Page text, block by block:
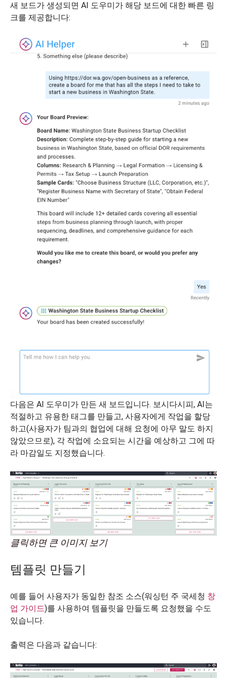
새 보드가 생성되면 AI 도우미가 해당 보드에 대한 빠른 링
크를 제공합니다:
다음은 AI 도우미가 만든 새 보드입니다. 보시다시피, AI는
적절하고 유용한 태그를 만들고, 사용자에게 작업을 할당
하고(사용자가 팀과의 협업에 대해 요청에 아무 말도 하지
않았으므로), 각 작업에 소요되는 시간을 예상하고 그에 따
라 마감일도 지정했습니다.
클릭하면 큰 이미지 보기
템플릿 만들기
예를 들어 사용자가 동일한 참조 소스(워싱턴 주 국세청 창
업 가이드)를 사용하여 템플릿을 만들도록 요청했을 수도
있습니다.
출력은 다음과 같습니다: